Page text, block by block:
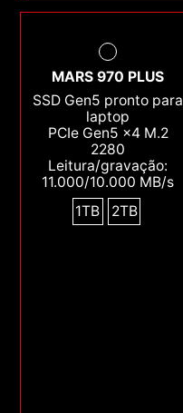
MARS 970 PLUS
SSD Gen5 pronto para
laptop
PCIe Gen5 x4 M.2
2280
Leitura/gravação:
11.000/10.000 MB/s
1TB
2TB